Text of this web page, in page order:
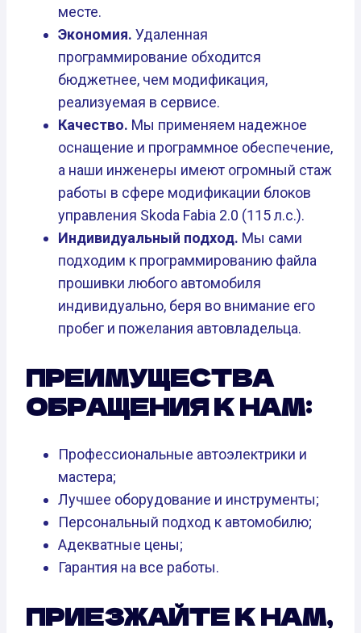
месте.
Экономия. Удаленная
программирование обходится
бюджетнее, чем модификация,
реализуемая в сервисе.
Качество. Мы применяем надежное
оснащение и программное обеспечение,
а наши инженеры имеют огромный стаж
работы в сфере модификации блоков
управления Skoda Fabia 2.0 (115 л.с.).
Индивидуальный подход. Мы сами
подходим к программированию файла
прошивки любого автомобиля
индивидуально, беря во внимание его
пробег и пожелания автовладельца.
ПРЕИМУЩЕСТВА
ОБРАЩЕНИЯ К НАМ:
Профессиональные автоэлектрики и
мастера;
Лучшее оборудование и инструменты;
Персональный подход к автомобилю;
Адекватные цены;
Гарантия на все работы.
ПРИЕЗЖАЙТЕ К НАМ,